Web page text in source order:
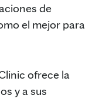
de
el mejor para
ofrece la
y a sus